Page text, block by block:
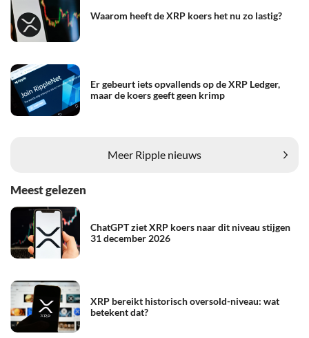
Waarom heeft de XRP koers het nu zo lastig?
Er gebeurt iets opvallends op de XRP Ledger,
maar de koers geeft geen krimp
Meer Ripple nieuws
Meest gelezen
ChatGPT ziet XRP koers naar dit niveau stijgen
31 december 2026
XRP bereikt historisch oversold-niveau: wat
betekent dat?